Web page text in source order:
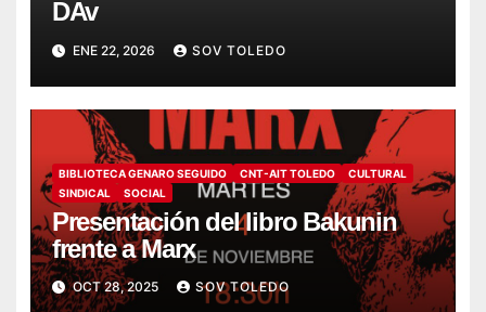
DAv
ENE 22, 2026 SOV TOLEDO
BIBLIOTECA GENARO SEGUIDO CNT-AIT TOLEDO
CULTURAL
SINDICAL
SOCIAL
Presentación del libro Bakunin
frente a Marx
OCT 28, 2025 SOV TOLEDO